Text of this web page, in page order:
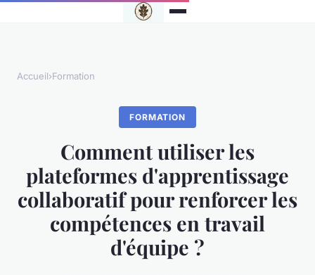
Accueil›Formation
FORMATION
Comment utiliser les
plateformes d'apprentissage
collaboratif pour renforcer les
compétences en travail
d'équipe ?